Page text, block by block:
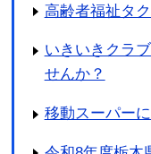
高齢者福祉タ
いきいきクラ
せんか？
移動スーパー